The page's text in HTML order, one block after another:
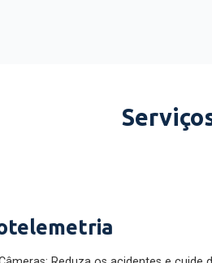
Reduza os acidentes e cuide